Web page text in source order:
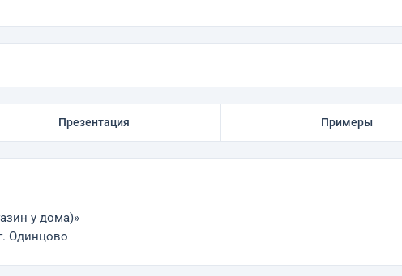
Презентация Примеры
у дома)»
Одинцово